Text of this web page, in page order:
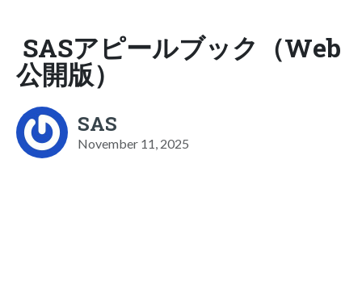
SASアピールブック（Web
公開版）
SAS
November 11, 2025